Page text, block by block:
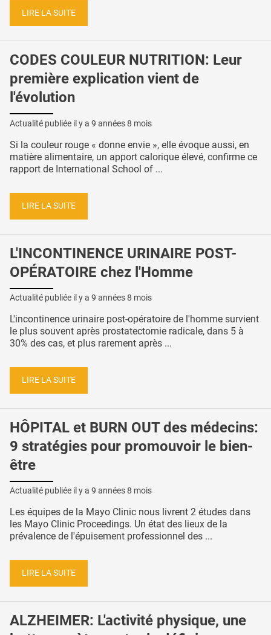
LIRE LA SUITE
CODES COULEUR NUTRITION: Leur
première explication vient de
l'évolution
Actualité publiée il y a 9 années 8 mois
Si la couleur rouge « donne envie », elle évoque aussi, en
matière alimentaire, un apport calorique élevé, confirme ce
rapport de International School of ...
LIRE LA SUITE
L'INCONTINENCE URINAIRE POST-
OPÉRATOIRE chez l'Homme
Actualité publiée il y a 9 années 8 mois
L'incontinence urinaire post-opératoire de l'homme survient
le plus souvent après prostatectomie radicale, dans 5 à
30% des cas, et plus rarement après ...
LIRE LA SUITE
HÔPITAL et BURN OUT des médecins:
9 stratégies pour promouvoir le bien-
être
Actualité publiée il y a 9 années 8 mois
Les équipes de la Mayo Clinic nous livrent 2 études dans
les Mayo Clinic Proceedings. Un état des lieux de la
prévalence de l'épuisement professionnel des ...
LIRE LA SUITE
ALZHEIMER: L'activité physique, une